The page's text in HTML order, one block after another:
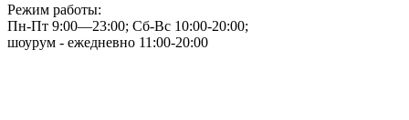
Режим работы:
Пн-Пт 9:00—23:00; Сб-Вс 10:00-20:00;
шоурум - ежедневно 11:00-20:00